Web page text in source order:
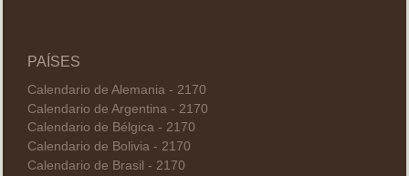
PAÍSES
Calendario de Alemania - 2170
Calendario de Argentina - 2170
Calendario de Bélgica - 2170
Calendario de Bolivia - 2170
Calendario de Brasil - 2170